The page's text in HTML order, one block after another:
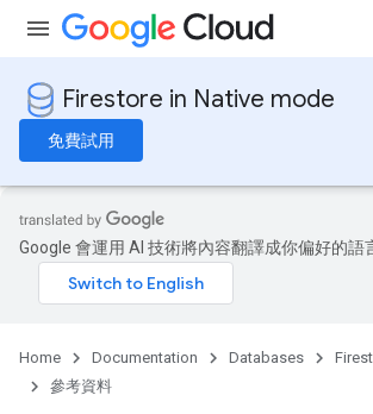
Firestore in Native mode
免費試用
Google 會運用 AI 技術將內容翻譯成你偏好的語
Home Documentation Databases
參考資料